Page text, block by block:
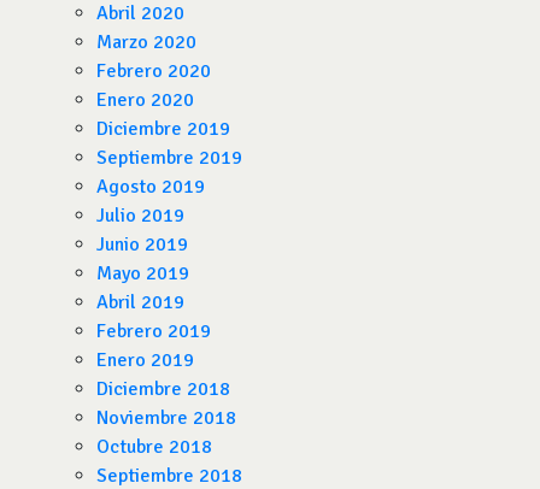
Abril 2020
Marzo 2020
Febrero 2020
Enero 2020
Diciembre 2019
Septiembre 2019
Agosto 2019
Julio 2019
Junio 2019
Mayo 2019
Abril 2019
Febrero 2019
Enero 2019
Diciembre 2018
Noviembre 2018
Octubre 2018
Septiembre 2018